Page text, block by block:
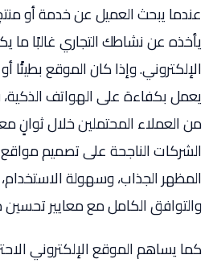
عندما يبحث العميل عن خدمة أو
يأخذه عن نشاطك التجاري غالبًا
الإلكتروني. وإذا كان الموقع بطيئًا
يعمل بكفاءة على الهواتف
من العملاء المحتملين خلال ثوانٍ
الشركات الناجحة على تصميم مواقع
المظهر الجذاب، وسهولة
والتوافق الكامل مع معايير
كما يساهم الموقع الإلكتروني